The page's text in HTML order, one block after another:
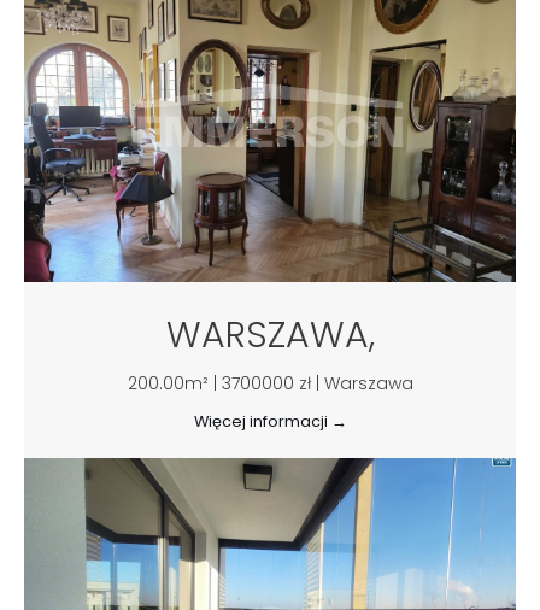
WARSZAWA,
200.00m² | 3700000 zł | Warszawa
Więcej informacji →